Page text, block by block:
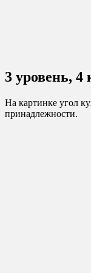
3 уровень, 4
На картинке угол
принадлежности.